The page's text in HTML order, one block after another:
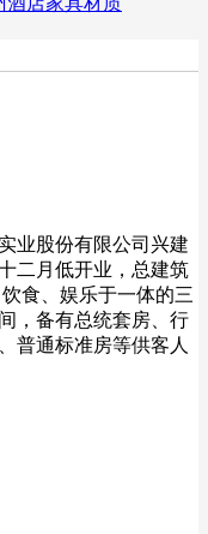
业股份有限公司兴建
二月低开业，总建筑
食、娱乐于一体的三
，备有总统套房、行
普通标准房等供客人